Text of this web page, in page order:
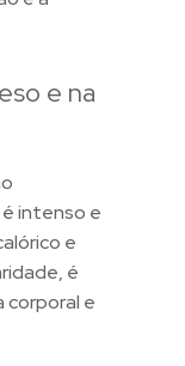
e na
intenso e
e
é
corporal e